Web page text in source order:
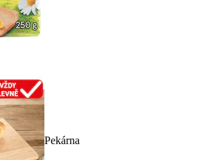
Pekárna